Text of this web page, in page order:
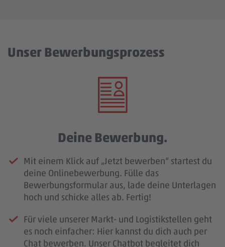
Unser Bewerbungsprozess
Deine Bewerbung.
Mit einem Klick auf „Jetzt bewerben“ startest du
deine Onlinebewerbung. Fülle das
Bewerbungsformular aus, lade deine Unterlagen
hoch und schicke alles ab. Fertig!
Für viele unserer Markt- und Logistikstellen geht
es noch einfacher: Hier kannst du dich auch per
Chat bewerben. Unser Chatbot begleitet dich